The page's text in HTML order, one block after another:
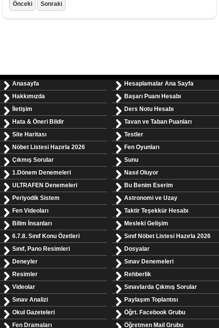
Önceki Sonraki
Anasayfa
Hakkımızda
İletişim
Hata & Öneri Bildir
Site Haritası
Nöbet Listesi Hazırla 2026
Çıkmış Sorular
1.Dönem Denemeleri
ULTRAFEN Denemeleri
Periyodik Sistem
Fen Videoları
Bilim İnsanları
6.7.8. Sınıf Konu Özetleri
Sınıf, Pano Resimleri
Deneyler
Resimler
Videolar
Sınav Analizi
Okul Gazeteleri
Fen Dramaları
Hesaplamalar Ana Sayfa
Başarı Puanı Hesabı
Ders Notu Hesabı
Tavan ve Taban Puanları
Testler
Fen Oyunları
Sunu
Nasıl Oluyor
Bu Benim Eserim
Astronomi ve Uzay
Taktir Teşekkür Hesabı
Mesleki Gelişim
Sınıf Nöbet Listesi Hazırla 2026
Dosyalar
Sınav Denemeleri
Rehberlik
Sınavlarda Çıkmış Sorular
Paylaşım Toplantısı
Öğrt. Facebook Grubu
Öğretmen Mail Grubu